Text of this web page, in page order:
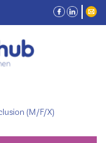
(M/F/X)